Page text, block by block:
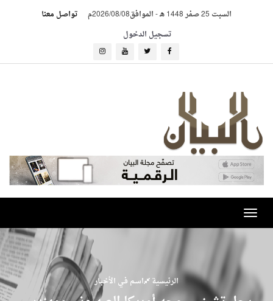
السبت 25 صفر 1448 هـ -الموافق2026/08/08م
تواصل معنا
تسجيل الدخول
Toggle
navigation
الرئيسية اسـم فـي الأخبـار